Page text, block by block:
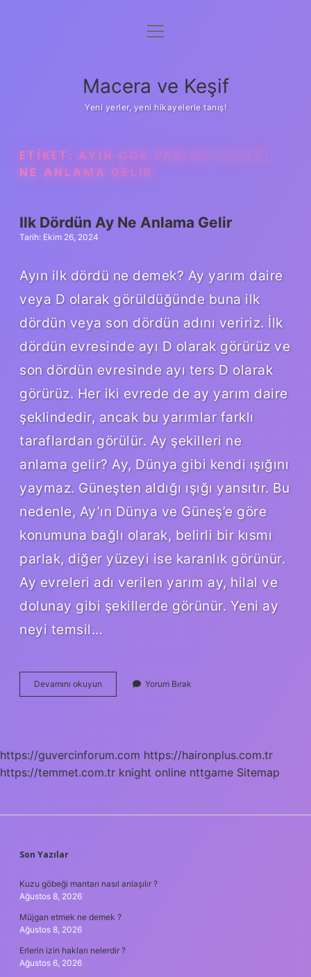
Anasayfa
Yasal Uyarı
menüyü
Macera ve Keşif
Yeni yerler, yeni hikayelerle tanış!
ETIKET: AYIN ÇOK PARLAK OLMASI
NE ANLAMA GELIR
Ilk Dördün Ay Ne Anlama Gelir
Tarih: Ekim 26, 2024
Ayın ilk dördü ne demek? Ay yarım daire
veya D olarak görüldüğünde buna ilk
dördün veya son dördün adını veririz. İlk
dördün evresinde ayı D olarak görürüz ve
son dördün evresinde ayı ters D olarak
görürüz. Her iki evrede de ay yarım daire
şeklindedir, ancak bu yarımlar farklı
taraflardan görülür. Ay şekilleri ne
anlama gelir? Ay, Dünya gibi kendi ışığını
yaymaz. Güneşten aldığı ışığı yansıtır. Bu
nedenle, Ay’ın Dünya ve Güneş’e göre
konumuna bağlı olarak, belirli bir kısmı
parlak, diğer yüzeyi ise karanlık görünür.
Ay evreleri adı verilen yarım ay, hilal ve
dolunay gibi şekillerde görünür. Yeni ay
neyi temsil…
Devamını okuyun
Dördün
Yorum Bırak
https://guvercinforum.com https://haironplus.com.tr
https://temmet.com.tr knight online nttgame Sitemap
SIDEBAR
Son Yazılar
Kuzu göbeği mantarı nasıl anlaşılır ?
Ağustos 8, 2026
Müjgan etmek ne demek ?
Ağustos 8, 2026
Erlerin izin hakları nelerdir ?
Ağustos 6, 2026